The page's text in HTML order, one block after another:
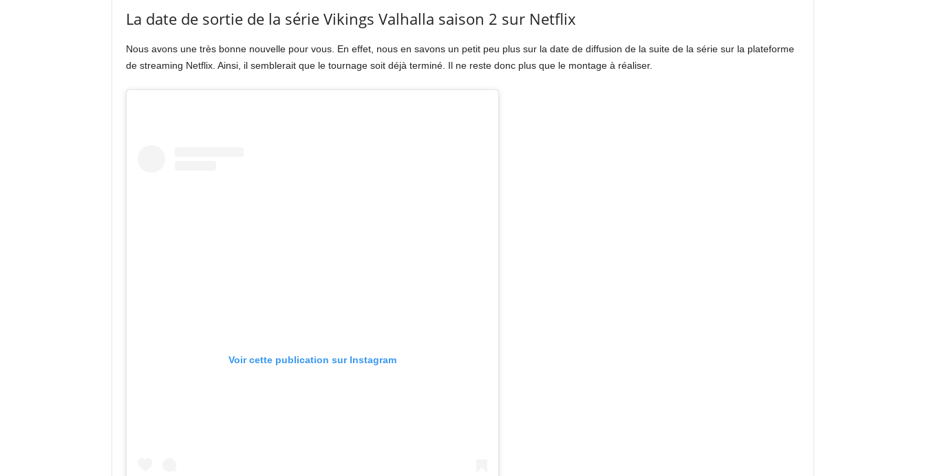
La date de sortie de la série Vikings Valhalla saison 2 sur Netflix
Nous avons une très bonne nouvelle pour vous. En effet, nous en savons un petit peu plus sur la date de diffusion de la suite de la série sur la plateforme
de streaming Netflix. Ainsi, il semblerait que le tournage soit déjà terminé. Il ne reste donc plus que le montage à réaliser.
Voir cette publication sur Instagram